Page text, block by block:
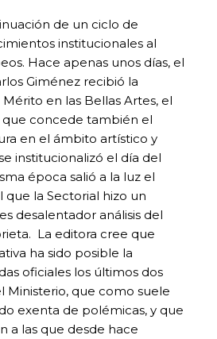
de un ciclo de
institucionales al
Hace apenas unos días, el
Giménez recibió la
en las Bellas Artes, el
concede también el
en el ámbito artístico y
institucionalizó el día del
época salió a la luz el
que la Sectorial hizo un
desalentador análisis del
La editora cree que
ha sido posible la
oficiales los últimos dos
Ministerio, que como suele
exenta de polémicas, y que
a las que desde hace